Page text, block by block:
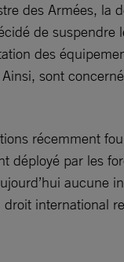
des Armées, la
de suspendre
des
sont
récemment
par les
aucune
international